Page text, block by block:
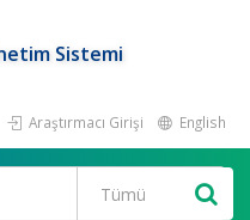
Sistemi
Araştırmacı Girişi English